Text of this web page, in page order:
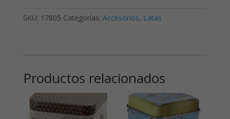
SKU: 17805 Categorías: Accesorios, Latas
Productos relacionados